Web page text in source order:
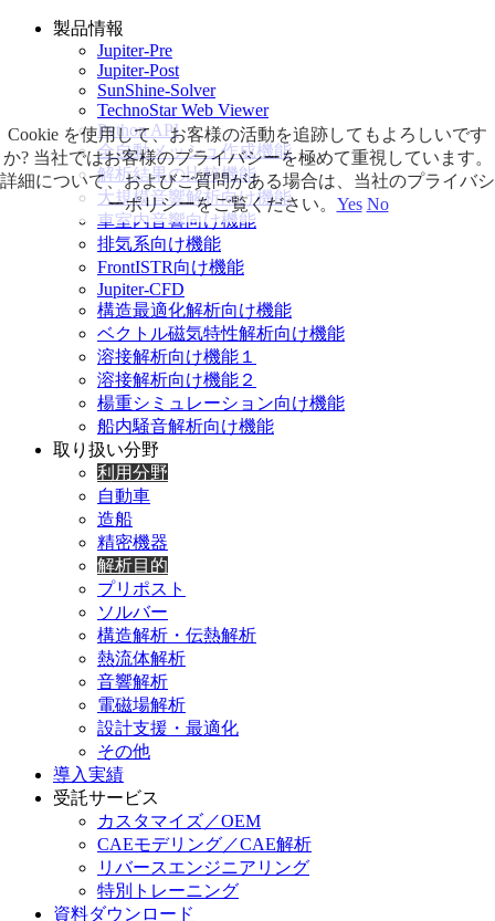
製品情報
Jupiter-Pre
Jupiter-Post
SunShine-Solver
TechnoStar Web Viewer
Python API
全自動メッシュ作成機能
解析結果の比較機能
大規模音響解析向け機能
車室内音響向け機能
排気系向け機能
FrontISTR向け機能
Jupiter-CFD
構造最適化解析向け機能
ベクトル磁気特性解析向け機能
溶接解析向け機能１
溶接解析向け機能２
楊重シミュレーション向け機能
船内騒音解析向け機能
取り扱い分野
利用分野
自動車
造船
精密機器
解析目的
プリポスト
ソルバー
構造解析・伝熱解析
熱流体解析
音響解析
電磁場解析
設計支援・最適化
その他
導入実績
受託サービス
カスタマイズ／OEM
CAEモデリング／CAE解析
リバースエンジニアリング
特別トレーニング
資料ダウンロード
Cookie を使用して、お客様の活動を追跡してもよろしいです
か? 当社ではお客様のプライバシーを極めて重視しています。
詳細について、およびご質問がある場合は、当社のプライバシ
ーポリシーをご覧ください。 Yes No